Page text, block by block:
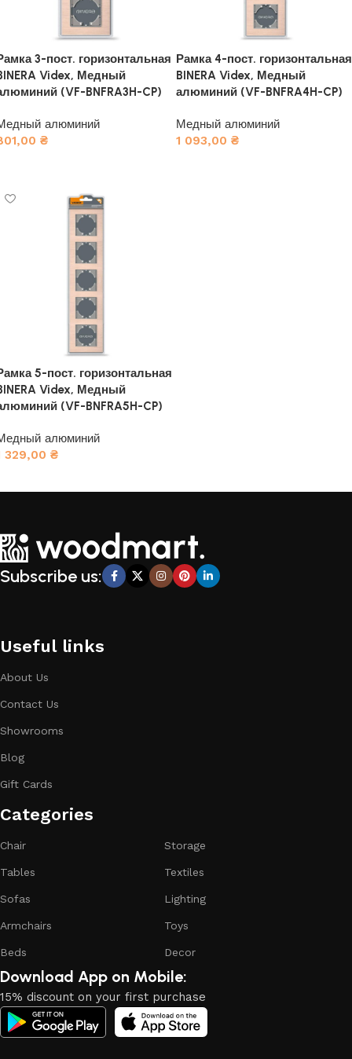
3-пост. горизонтальная
Videx, Медный
(VF-BNFRA3H-CP)
алюминий
₴
Рамка 4-пост. горизонтальная
BINERA Videx, Медный
алюминий (VF-BNFRA4H-CP)
Медный алюминий
1 093,00 ₴
5-пост. горизонтальная
Videx, Медный
(VF-BNFRA5H-CP)
алюминий
329,00 ₴
Subscribe us:
Useful links
About Us
Contact Us
Showrooms
Blog
Gift Cards
Categories​
Chair
Tables
Sofas
Armchairs
Beds
Storage
Textiles
Lighting
Toys
Decor
Download App on Mobile:
15% discount on your first purchase